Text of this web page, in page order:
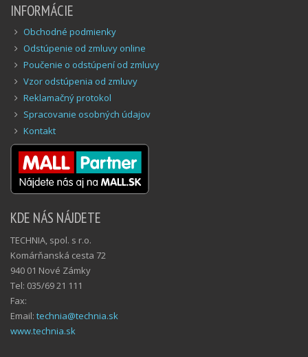
INFORMÁCIE
Obchodné podmienky
Odstúpenie od zmluvy online
Poučenie o odstúpení od zmluvy
Vzor odstúpenia od zmluvy
Reklamačný protokol
Spracovanie osobných údajov
Kontakt
KDE NÁS NÁJDETE
TECHNIA, spol. s r.o.
Komárňanská cesta 72
940 01 Nové Zámky
Tel: 035/69 21 111
Fax:
Email: technia@technia.sk
www.technia.sk